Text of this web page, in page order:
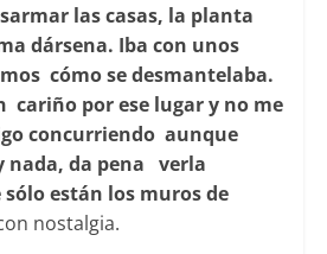
las casas, la planta
dársena. Iba con unos
cómo se desmantelaba.
cariño por ese lugar y no me
concurriendo aunque
nada, da pena verla
están los muros de
nostalgia.